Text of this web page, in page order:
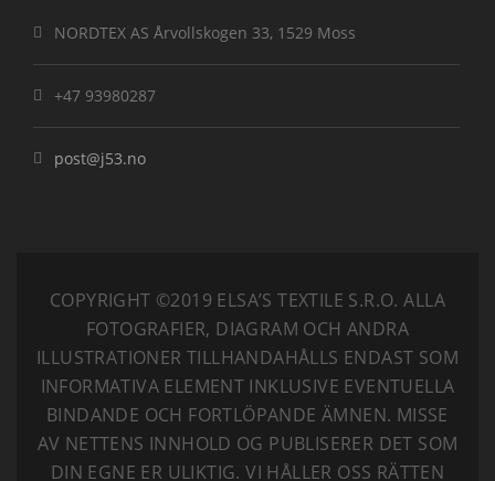
NORDTEX AS Årvollskogen 33, 1529 Moss
+47 93980287
post@j53.no
COPYRIGHT ©2019 ELSA’S TEXTILE S.R.O. ALLA
FOTOGRAFIER, DIAGRAM OCH ANDRA
ILLUSTRATIONER TILLHANDAHÅLLS ENDAST SOM
INFORMATIVA ELEMENT INKLUSIVE EVENTUELLA
BINDANDE OCH FORTLÖPANDE ÄMNEN. MISSE
AV NETTENS INNHOLD OG PUBLISERER DET SOM
DIN EGNE ER ULIKTIG. VI HÅLLER OSS RÄTTEN